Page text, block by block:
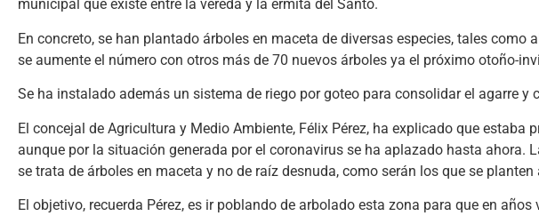
municipal que existe entre la vereda y la ermita del Santo.
En concreto, se han plantado árboles en maceta de diversas especies, tales
se aumente el número con otros más de 70 nuevos árboles ya el próximo otoño-
Se ha instalado además un sistema de riego por goteo para consolidar el agarre y
El concejal de Agricultura y Medio Ambiente, Félix Pérez, ha explicado que
aunque por la situación generada por el coronavirus se ha aplazado hasta ahora.
se trata de árboles en maceta y no de raíz desnuda, como serán los que se planten
El objetivo, recuerda Pérez, es ir poblando de arbolado esta zona para que en